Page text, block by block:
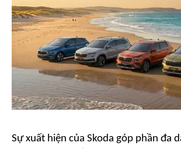
Sự xuất hiện của Skoda góp phần đa